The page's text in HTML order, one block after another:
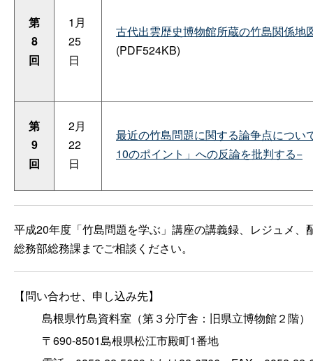
第
8
回
1月
25
日
古代出雲歴史博物館所蔵の竹島関係地
(PDF524KB)
第
9
回
2月
22
日
最近の竹島問題に関する論争点につい
10のポイント」への反論を批判する−
平成20年度「竹島問題を学ぶ」講座の講義録、レジュメ
総務部総務課までご相談ください。
【問い合わせ、申し込み先】
島根県竹島資料室（第３分庁舎：旧県立博物館２階）
〒690-8501島根県松江市殿町1番地